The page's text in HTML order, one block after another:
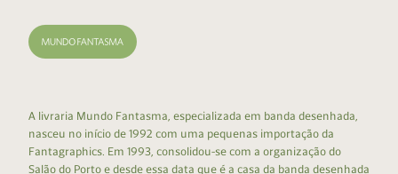
A livraria Mundo Fantasma, especializada em banda desenhada,
nasceu no início de 1992 com uma pequenas importação da
Fantagraphics. Em 1993, consolidou-se com a organização do
Salão do Porto e desde essa data que é a casa da banda desenhada